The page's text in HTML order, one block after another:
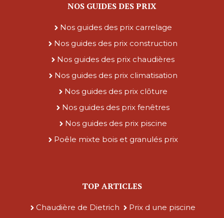
NOS GUIDES DES PRIX
Nos guides des prix carrelage
Nos guides des prix construction
Nos guides des prix chaudières
Nos guides des prix climatisation
Nos guides des prix clôture
Nos guides des prix fenêtres
Nos guides des prix piscine
Poêle mixte bois et granulés prix
TOP ARTICLES
Chaudière de Dietrich
Prix d une piscine